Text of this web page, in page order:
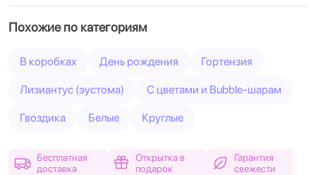
Похожие по категориям
В коробках День рождения Гортензия
Лизиантус (эустома) C цветами и Bubble-шарам
Гвоздика Белые Круглые
Бесплатная
доставка
Открытка в
подарок
Гарантия
свежести